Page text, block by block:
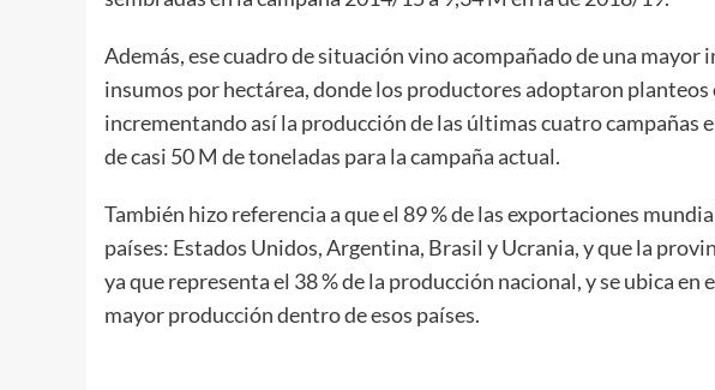
Además, ese cuadro de situación vino acompañado de una mayor
insumos por hectárea, donde los productores adoptaron
incrementando así la producción de las últimas cuatro campañas
de casi 50 M de toneladas para la campaña actual.
También hizo referencia a que el 89 % de las exportaciones
países: Estados Unidos, Argentina, Brasil y Ucrania, y que la
ya que representa el 38 % de la producción nacional, y se ubica en
mayor producción dentro de esos países.